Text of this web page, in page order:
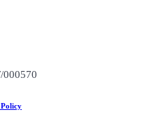
000570